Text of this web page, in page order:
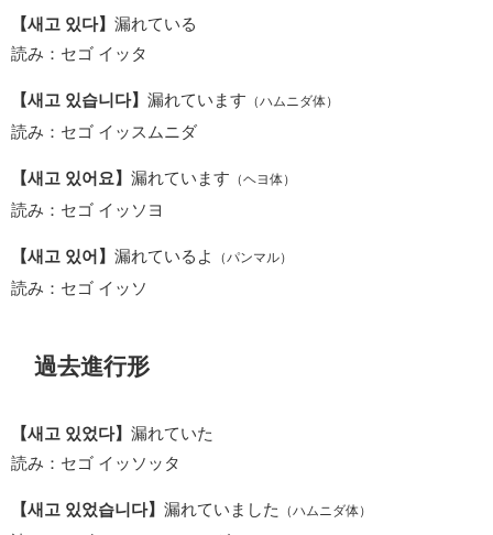
【새고 있다】 漏れている
読み：セゴ イッタ
【새고 있습니다】 漏れています （ハムニダ体）
読み：セゴ イッスムニダ
【새고 있어요】 漏れています （ヘヨ体）
読み：セゴ イッソヨ
【새고 있어】 漏れているよ （パンマル）
読み：セゴ イッソ
過去進行形
【새고 있었다】 漏れていた
読み：セゴ イッソッタ
【새고 있었습니다】 漏れていました （ハムニダ体）